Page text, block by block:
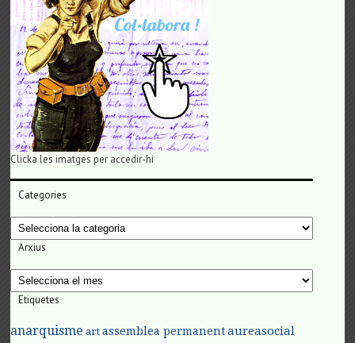
Clicka les imatges per accedir-hi
Categories
Categories
Arxius
Arxius
Etiquetes
anarquisme art assemblea permanent aureasocial